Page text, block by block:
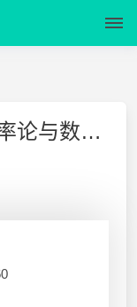
中国矿业大学(北京)《概率论与数理统计》15-16 期末试题B